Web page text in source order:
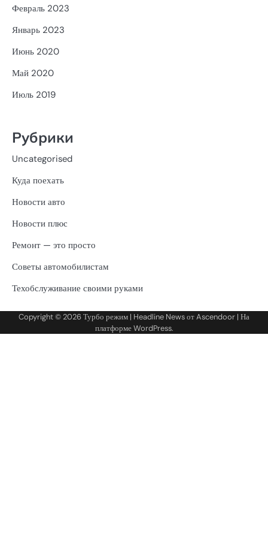
Февраль 2023
Январь 2023
Июнь 2020
Май 2020
Июль 2019
Рубрики
Uncategorised
Куда поехать
Новости авто
Новости плюс
Ремонт — это просто
Советы автомобилистам
Техобслуживание своими руками
Copyright © 2026Турбо режим | Headline News отAscendoor | На
платформеWordPress.